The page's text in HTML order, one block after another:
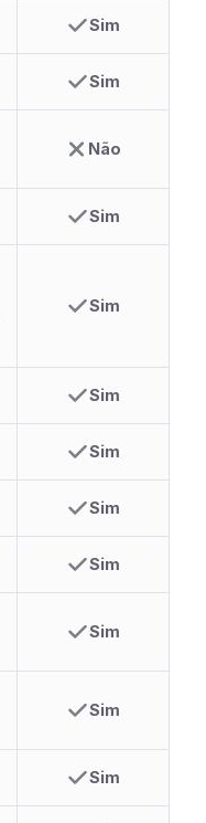
Sim
Sim
Não
Sim
Sim
Sim
Sim
Sim
Sim
Sim
Sim
Sim